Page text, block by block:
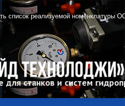
станков и систем
список реализуемой номенклатуры